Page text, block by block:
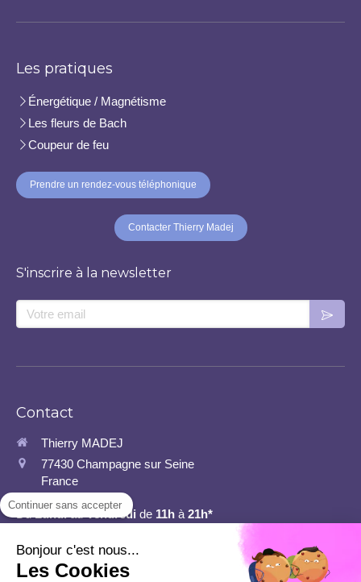
Les pratiques
Énergétique / Magnétisme
Les fleurs de Bach
Coupeur de feu
Prendre un rendez-vous téléphonique
Contacter Thierry Madej
S'inscrire à la newsletter
Votre email
Contact
Thierry MADEJ
77430 Champagne sur Seine
France
Vendredi de 11h à 21h*
*J'adapte mes heures et jours de repos au fur et à mesure des RDV pris.
Ce site ne fait pas partie du site Facebook ou Facebook Inc. En outre, ce site n'est
Continuer sans accepter
Bonjour c'est nous...
Les Cookies